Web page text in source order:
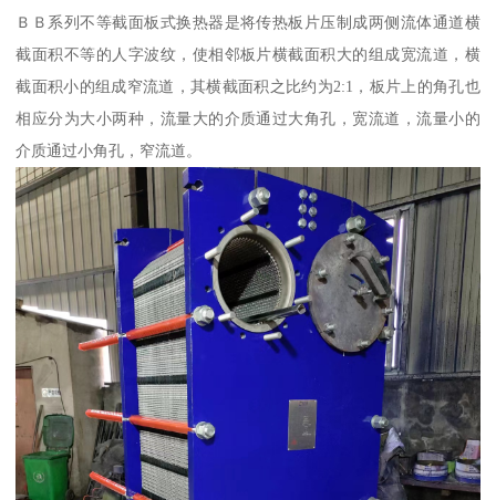
ＢＢ系列不等截面板式换热器是将传热板片压制成两侧流体通道横
截面积不等的人字波纹，使相邻板片横截面积大的组成宽流道，横
截面积小的组成窄流道，其横截面积之比约为2:1，板片上的角孔也
相应分为大小两种，流量大的介质通过大角孔，宽流道，流量小的
介质通过小角孔，窄流道。